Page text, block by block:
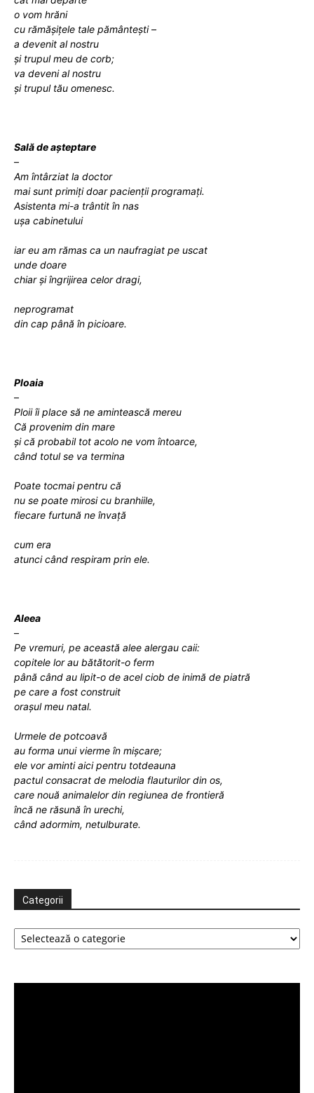
o vom hrăni
cu rămășițele tale pământești –
a devenit al nostru
și trupul meu de corb;
va deveni al nostru
și trupul tău omenesc.
Sală de așteptare
–
Am întârziat la doctor
mai sunt primiți doar pacienții programați.
Asistenta mi-a trântit în nas
ușa cabinetului
iar eu am rămas ca un naufragiat pe uscat
unde doare
chiar și îngrijirea celor dragi,
neprogramat
din cap până în picioare.
Ploaia
–
Ploii îi place să ne amintească mereu
Că provenim din mare
și că probabil tot acolo ne vom întoarce,
când totul se va termina
Poate tocmai pentru că
nu se poate mirosi cu branhiile,
fiecare furtună ne învață
cum era
atunci când respiram prin ele.
Aleea
–
Pe vremuri, pe această alee alergau caii:
copitele lor au bătătorit-o ferm
până când au lipit-o de acel ciob de inimă de piatră
pe care a fost construit
orașul meu natal.
Urmele de potcoavă
au forma unui vierme în mișcare;
ele vor aminti aici pentru totdeauna
pactul consacrat de melodia flauturilor din os,
care nouă animalelor din regiunea de frontieră
încă ne răsună în urechi,
când adormim, netulburate.
Categorii
Categorii